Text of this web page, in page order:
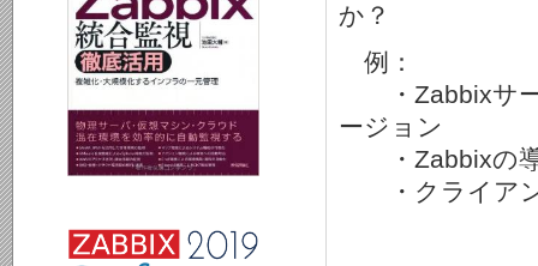
か？
例：
・Zabbixサー
ージョン
・Zabbixの導
・クライアン